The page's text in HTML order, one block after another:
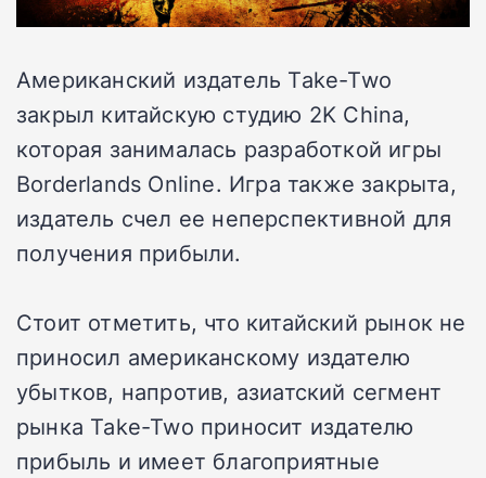
Американский издатель Take-Two
закрыл китайскую студию 2K China,
которая занималась разработкой игры
Borderlands Online. Игра также закрыта,
издатель счел ее неперспективной для
получения прибыли.
Стоит отметить, что китайский рынок не
приносил американскому издателю
убытков, напротив, азиатский сегмент
рынка Take-Two приносит издателю
прибыль и имеет благоприятные